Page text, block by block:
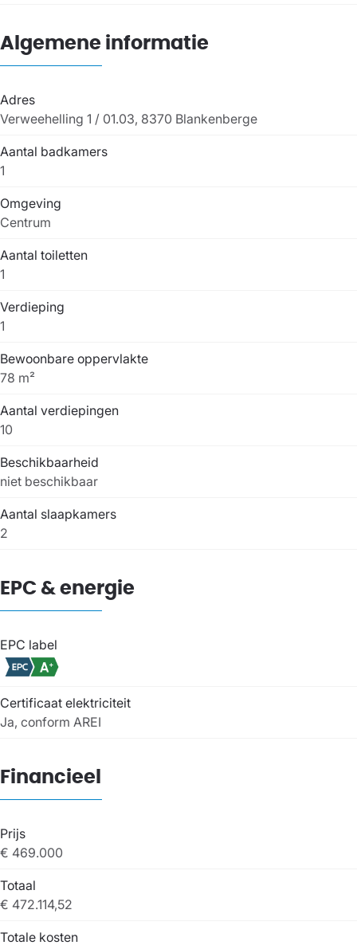
Algemene informatie
Adres
Verweehelling 1 / 01.03, 8370 Blankenberge
Aantal badkamers
1
Omgeving
Centrum
Aantal toiletten
1
Verdieping
1
Bewoonbare oppervlakte
78 m²
Aantal verdiepingen
10
Beschikbaarheid
niet beschikbaar
Aantal slaapkamers
2
EPC & energie
EPC label
Certificaat elektriciteit
Ja, conform AREI
Financieel
Prijs
€ 469.000
Totaal
€ 472.114,52
Totale kosten